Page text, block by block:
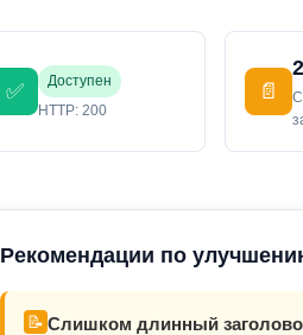
✅
Доступен
HTTP: 200
📄
Рекомендации по
📝 Слишком длинный